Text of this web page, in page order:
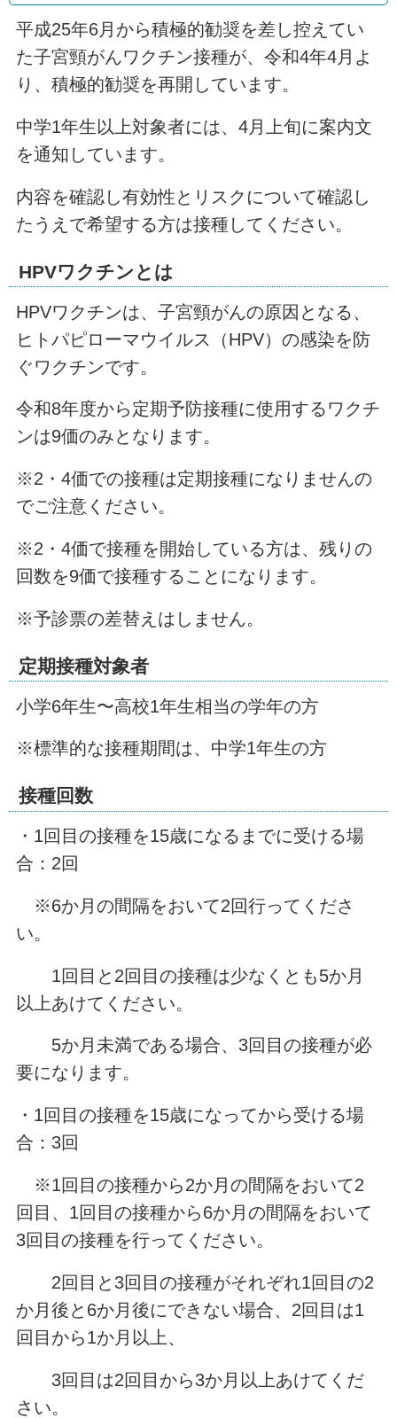
平成25年6月から積極的勧奨を差し控えてい
た子宮頸がんワクチン接種が、令和4年4月よ
り、積極的勧奨を再開しています。
中学1年生以上対象者には、4月上旬に案内文
を通知しています。
内容を確認し有効性とリスクについて確認し
たうえで希望する方は接種してください。
HPVワクチンとは
HPVワクチンは、子宮頸がんの原因となる、
ヒトパピローマウイルス（HPV）の感染を防
ぐワクチンです。
令和8年度から定期予防接種に使用するワクチ
ンは9価のみとなります。
※2・4価での接種は定期接種になりませんの
でご注意ください。
※2・4価で接種を開始している方は、残りの
回数を9価で接種することになります。
※予診票の差替えはしません。
定期接種対象者
小学6年生〜高校1年生相当の学年の方
※標準的な接種期間は、中学1年生の方
接種回数
・1回目の接種を15歳になるまでに受ける場
合：2回
※6か月の間隔をおいて2回行ってくださ
い。
1回目と2回目の接種は少なくとも5か月
以上あけてください。
5か月未満である場合、3回目の接種が必
要になります。
・1回目の接種を15歳になってから受ける場
合：3回
※1回目の接種から2か月の間隔をおいて2
回目、1回目の接種から6か月の間隔をおいて
3回目の接種を行ってください。
2回目と3回目の接種がそれぞれ1回目の2
か月後と6か月後にできない場合、2回目は1
回目から1か月以上、
3回目は2回目から3か月以上あけてくだ
さい。